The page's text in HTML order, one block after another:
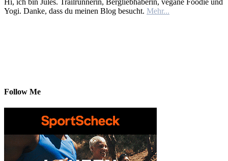
Hi, ich bin Jules. Trailrunnerin, Bergliebhaberin, vegane Foodie und
Yogi. Danke, dass du meinen Blog besucht. Mehr...
Follow Me